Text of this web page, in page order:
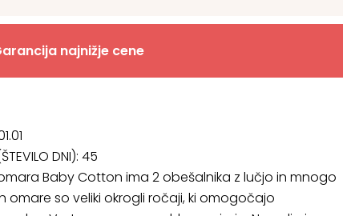
najnižje cene
DNI): 45
Baby Cotton ima 2 obešalnika z lučjo in mnogo
omare so veliki okrogli ročaji, ki omogočajo